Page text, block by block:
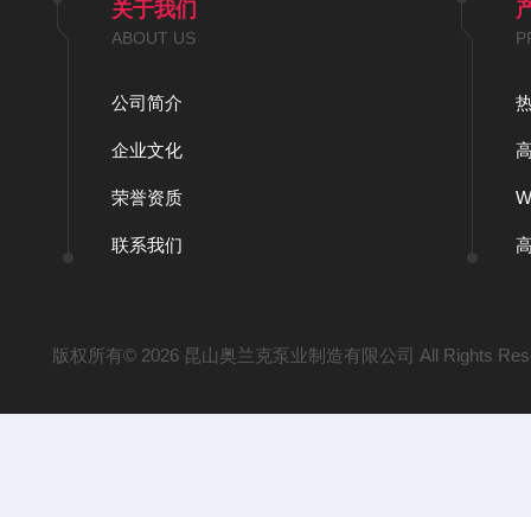
关于我们
ABOUT US
公司简介
企业文化
荣誉资质
联系我们
版权所有© 2026 昆山奥兰克泵业制造有限公司 All Rights